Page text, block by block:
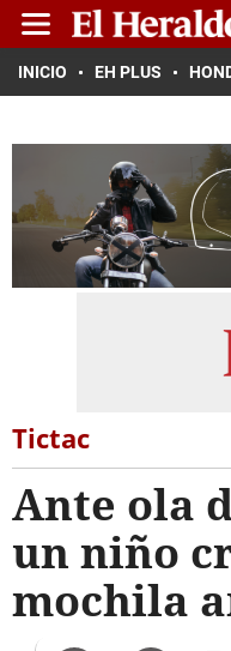
INICIO EH PLUS
Tictac
Ante ola
un niño
mochila